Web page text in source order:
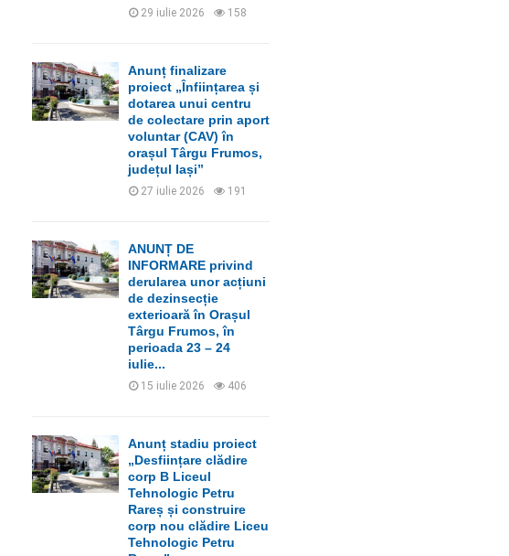
29 iulie 2026 158
Anunț finalizare
proiect „Înființarea și
dotarea unui centru
de colectare prin aport
voluntar (CAV) în
orașul Târgu Frumos,
județul Iași”
27 iulie 2026 191
ANUNȚ DE
INFORMARE privind
derularea unor acțiuni
de dezinsecție
exterioară în Orașul
Târgu Frumos, în
perioada 23 – 24
iulie...
15 iulie 2026 406
Anunț stadiu proiect
„Desființare clădire
corp B Liceul
Tehnologic Petru
Rareș și construire
corp nou clădire Liceu
Tehnologic Petru